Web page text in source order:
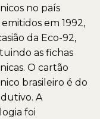
no país
em 1992,
da Eco-92,
as fichas
O cartão
brasileiro é do
A
foi